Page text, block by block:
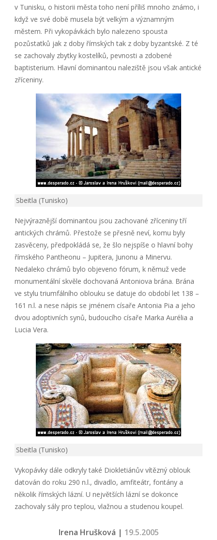
v Tunisku, o historii města toho není příliš mnoho známo, i
když ve své době musela být velkým a významným
městem. Při vykopávkách bylo nalezeno spousta
pozůstatků jak z doby římských tak z doby byzantské. Z té
se zachovaly zbytky kostelíků, pevnosti a zdobené
baptisterium. Hlavní dominantou naleziště jsou však antické
zříceniny.
Sbeitla (Tunisko)
Nejvýraznější dominantou jsou zachované zříceniny tří
antických chrámů. Přestože se přesně neví, komu byly
zasvěceny, předpokládá se, že šlo nejspíše o hlavní bohy
římského Pantheonu – Jupitera, Junonu a Minervu.
Nedaleko chrámů bylo objeveno fórum, k němuž vede
monumentální skvěle dochovaná Antoniova brána. Brána
ve stylu triumfálního oblouku se datuje do období let 138 –
161 n.l. a nese nápis se jménem císaře Antonia Pia a jeho
dvou adoptivních synů, budoucího císaře Marka Aurélia a
Lucia Vera.
Sbeitla (Tunisko)
Vykopávky dále odkryly také Diokletiánův vítězný oblouk
datován do roku 290 n.l., divadlo, amfiteátr, fontány a
několik římských lázní. U největších lázní se dokonce
zachovaly sály pro teplou, vlažnou a studenou koupel.
Irena Hrušková | 19.5.2005